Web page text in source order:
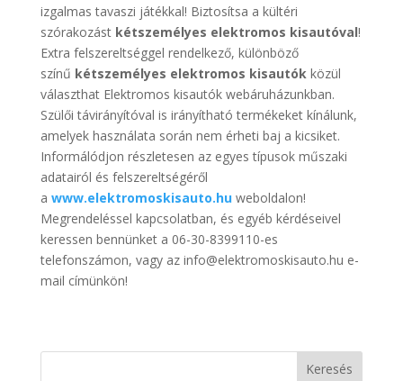
izgalmas tavaszi játékkal! Biztosítsa a kültéri
szórakozást kétszemélyes elektromos kisautóval!
Extra felszereltséggel rendelkező, különböző
színű kétszemélyes elektromos kisautók közül
választhat Elektromos kisautók webáruházunkban.
Szülői távirányítóval is irányítható termékeket kínálunk,
amelyek használata során nem érheti baj a kicsiket.
Informálódjon részletesen az egyes típusok műszaki
adatairól és felszereltségéről
a www.elektromoskisauto.huweboldalon!
Megrendeléssel kapcsolatban, és egyéb kérdéseivel
keressen bennünket a 06-30-8399110-es
telefonszámon, vagy az info@elektromoskisauto.hu e-
mail címünkön!